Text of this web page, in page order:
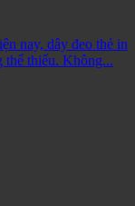
nay, dây đeo thẻ in
thể thiếu. Không...